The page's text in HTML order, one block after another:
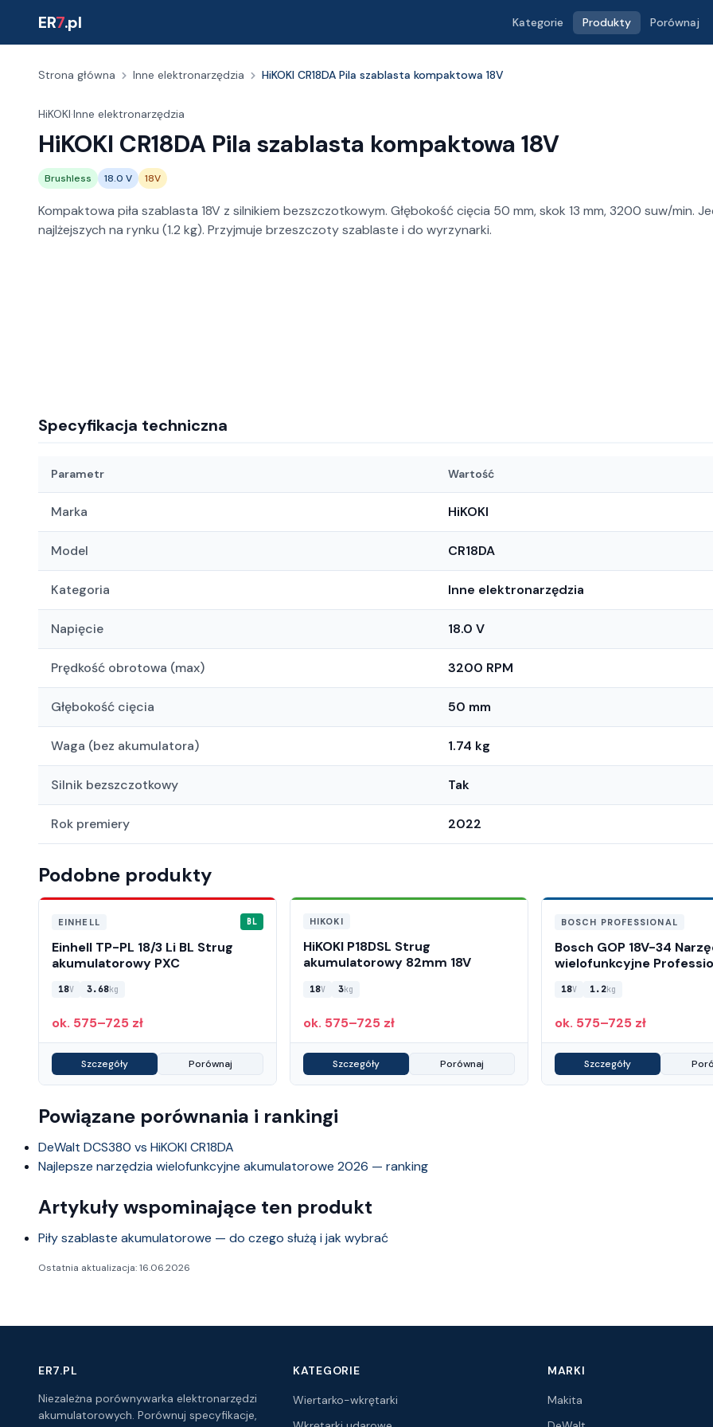
ER7.pl Kategorie Produkty Porównaj
Strona główna Inne elektronarzędzia HiKOKI CR18DA Pila szablasta kompaktowa 18V
HiKOKI·Inne elektronarzędzia
HiKOKI CR18DA Pila szablasta kompaktowa 18V
Brushless 18.0 V 18V
Kompaktowa piła szablasta 18V z silnikiem bezszczotkowym. Głębokość cięcia 50 mm, skok 13 mm, 3200 suw/min.
najlżejszych na rynku (1.2 kg). Przyjmuje brzeszczoty szablaste i do wyrzynarki.
Specyfikacja techniczna
Parametr Wartość
Marka HiKOKI
Model CR18DA
Kategoria Inne elektronarzędzia
Napięcie 18.0 V
Prędkość obrotowa (max) 3200 RPM
Głębokość cięcia 50 mm
Waga (bez akumulatora) 1.74 kg
Silnik bezszczotkowy Tak
Rok premiery 2022
Podobne produkty
EINHELL BL
Einhell TP-PL 18/3 Li BL Strug
akumulatorowy PXC
18V 3.68kg
ok. 575–725 zł
Szczegóły Porównaj
HIKOKI
HiKOKI P18DSL Strug
akumulatorowy 82mm 18V
18V 3kg
ok. 575–725 zł
Szczegóły Porównaj
BOSCH PROFESSIONAL
Bosch GOP 18V-34
wielofunkcyjne
18V 1.2kg
ok. 575–725 zł
Szczegóły
Powiązane porównania i rankingi
DeWalt DCS380 vs HiKOKI CR18DA
Najlepsze narzędzia wielofunkcyjne akumulatorowe 2026 — ranking
Artykuły wspominające ten produkt
Piły szablaste akumulatorowe — do czego służą i jak wybrać
Ostatnia aktualizacja: 16.06.2026
ER7.PL
Niezależna porównywarka elektronarzędzi
akumulatorowych. Porównuj specyfikacje,
KATEGORIE
Wiertarko-wkrętarki
MARKI
Makita